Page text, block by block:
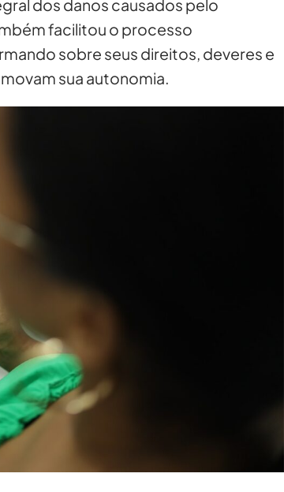
dos danos causados pelo
facilitou o processo
sobre seus direitos, deveres e
sua autonomia.